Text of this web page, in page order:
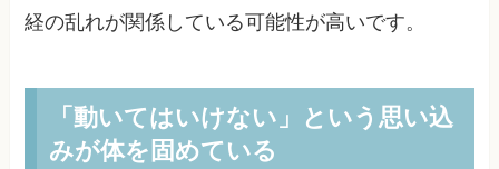
経の乱れが関係している可能性が高いです。
「動いてはいけない」という思い込
みが体を固めている